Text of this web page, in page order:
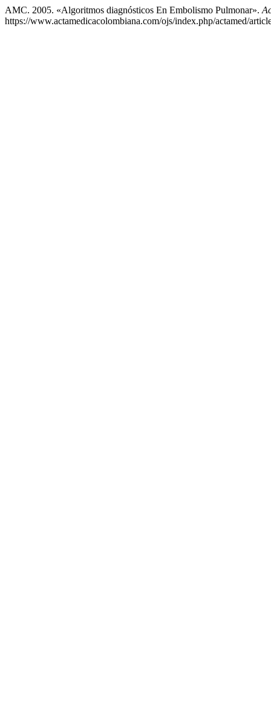
AMC. 2005. «Algoritmos diagnósticos En Embolismo Pulmonar».
https://www.actamedicacolombiana.com/ojs/index.php/actamed/